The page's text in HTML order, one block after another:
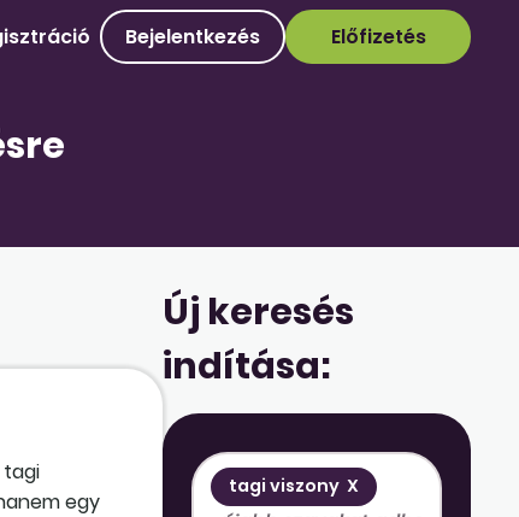
Bejelentkezés Előfizetés
tagi
egy
Új keresés
indítása:
tagi viszonyX